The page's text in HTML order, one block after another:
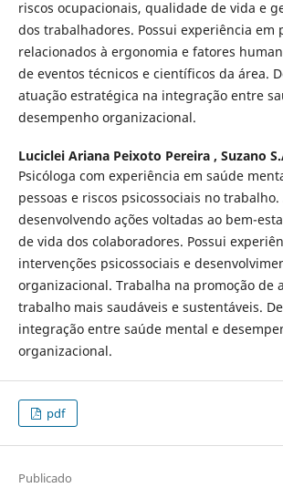
riscos ocupacionais, qualidade de vida e
dos trabalhadores. Possui experiência em
relacionados à ergonomia e fatores
de eventos técnicos e científicos da área.
atuação estratégica na integração entre
desempenho organizacional.
Luciclei Ariana Peixoto Pereira , Suzano
Psicóloga com experiência em saúde
pessoas e riscos psicossociais no
desenvolvendo ações voltadas ao bem-
de vida dos colaboradores. Possui
intervenções psicossociais e
organizacional. Trabalha na promoção de
trabalho mais saudáveis e sustentáveis.
integração entre saúde mental e
organizacional.
pdf
Publicado